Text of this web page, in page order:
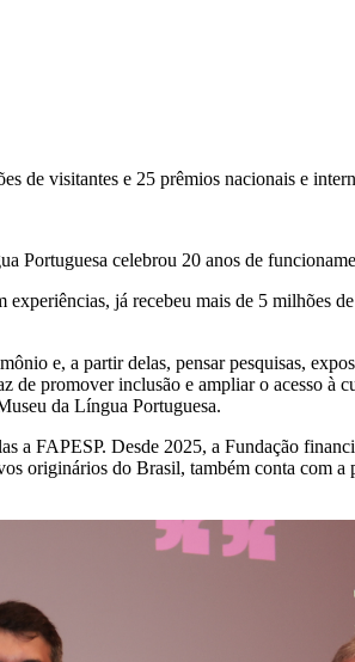
de visitantes e 25 prêmios nacionais e
celebrou 20 anos de
já recebeu mais de 5 milhões
e, a partir delas, pensar pesquisas,
de promover inclusão e ampliar o acesso à
da Língua Portuguesa.
a FAPESP. Desde 2025, a Fundação
originários do Brasil, também conta com